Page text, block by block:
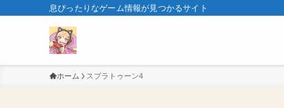
息ぴったりなゲーム情報が見つかるサイト
ホーム スプラトゥーン4